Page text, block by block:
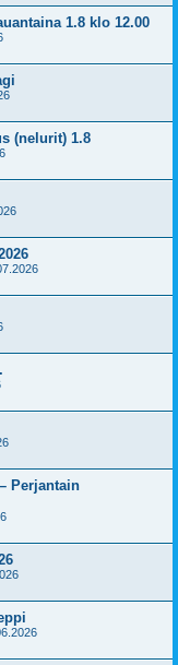
1.8 klo 12.00
(nelurit) 1.8
Perjantain